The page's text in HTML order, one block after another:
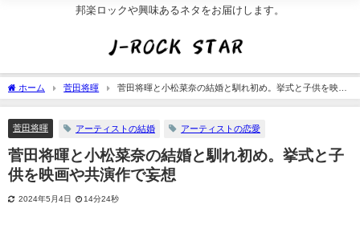
邦楽ロックや興味あるネタをお届けします。
ホーム 菅田将暉
菅田将暉と小松菜奈の結婚と馴れ初め。挙式と子供を映画
や共演作で妄想
菅田将暉 アーティストの結婚 アーティストの恋愛
菅田将暉と小松菜奈の結婚と馴れ初め。挙式と子
供を映画や共演作で妄想
2024年5月4日 14分24秒